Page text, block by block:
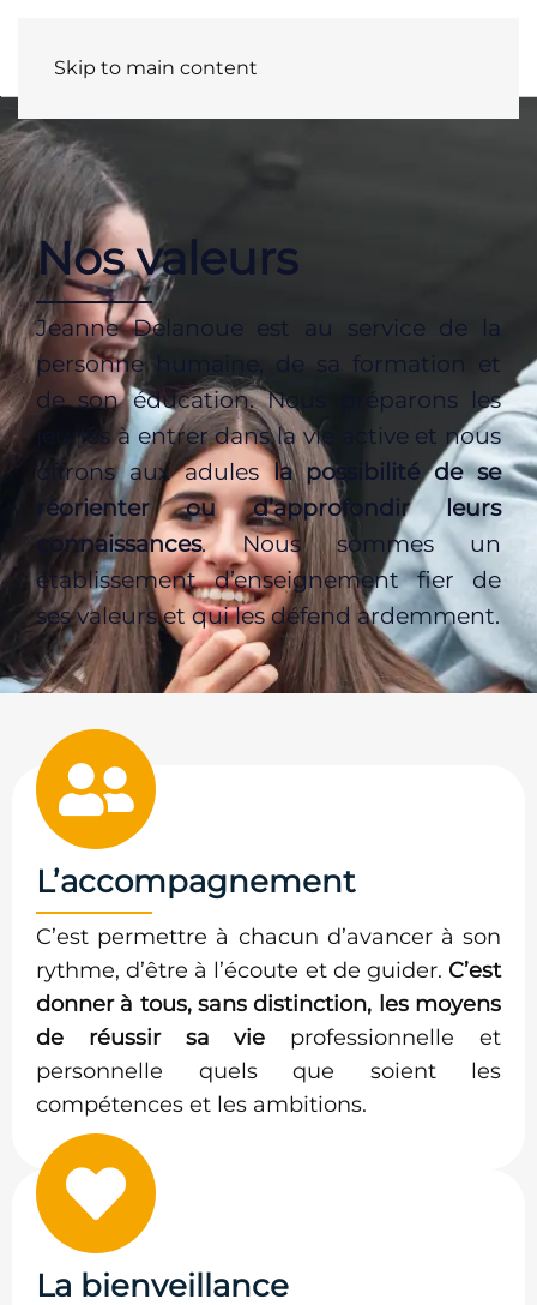
Skip to main content
Nos valeurs
Jeanne Delanoue est au service de la
personne humaine, de sa formation et
de son éducation. Nous préparons les
jeunes à entrer dans la vie active et nous
offrons aux adulesla possibilité de se
réorienter ou d’approfondir leurs
connaissances. Nous sommes un
établissement d’enseignement fier de
ses valeurs et qui les défend ardemment.
L’accompagnement
C’est permettre à chacun d’avancer à son
rythme, d’être à l’écoute et de guider. C’est
donner à tous, sans distinction, les moyens
de réussir sa vie professionnelle et
personnelle quels que soient les
compétences et les ambitions.
La bienveillance